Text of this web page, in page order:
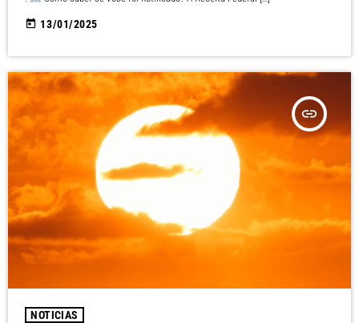
today 13/01/2025
insert_link
NOTICIAS